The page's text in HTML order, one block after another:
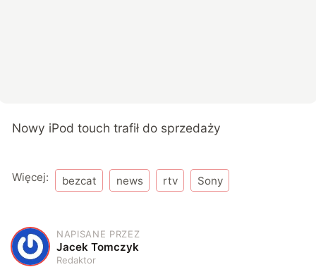
Nowy iPod touch trafił do sprzedaży
Więcej: bezcat news rtv Sony
J
NAPISANE PRZEZ
Jacek Tomczyk
Redaktor